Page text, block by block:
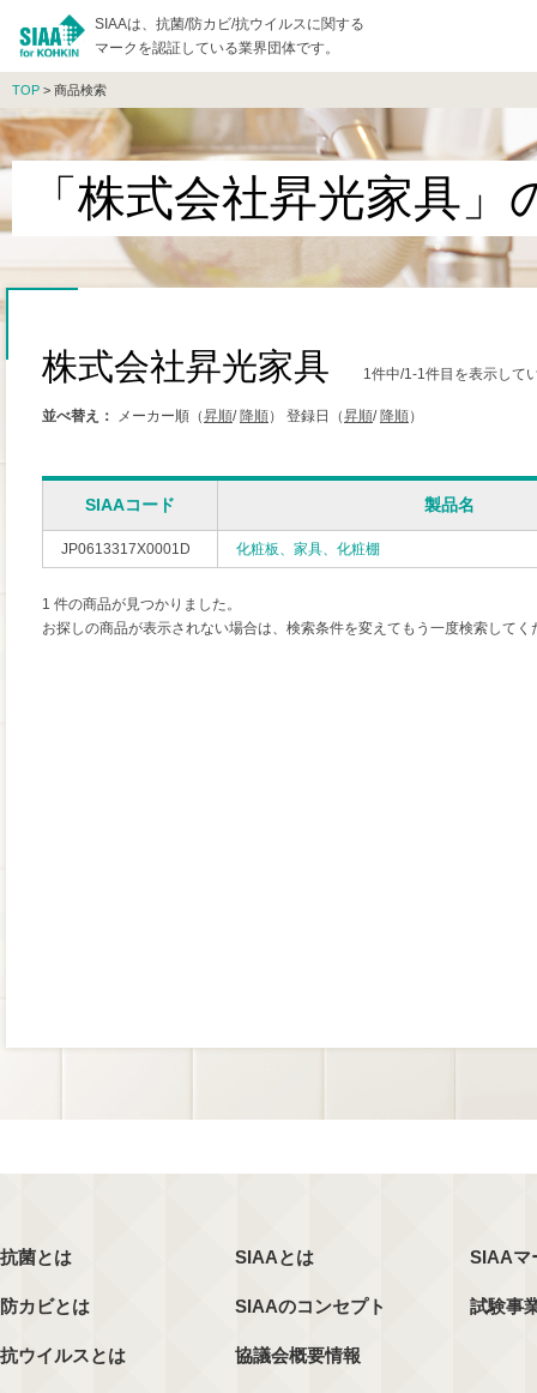
SIAAは、抗菌/防カビ/抗ウイルスに関する
マークを認証している業界団体です。
TOP > 商品検索
「株式会社昇光家具」
株式会社昇光家具 1件中/1-1件目を表示して
並べ替え： メーカー順（昇順/ 降順） 登録日（昇順/ 降順）
SIAAコード 製品名
JP0613317X0001D 化粧板、家具、化粧棚
1 件の商品が見つかりました。
お探しの商品が表示されない場合は、検索条件を変えてもう一度検索してく
抗菌とは
防カビとは
抗ウイルスとは
SIAAとは
SIAAのコンセプト
協議会概要情報
SIAAマ
試験事